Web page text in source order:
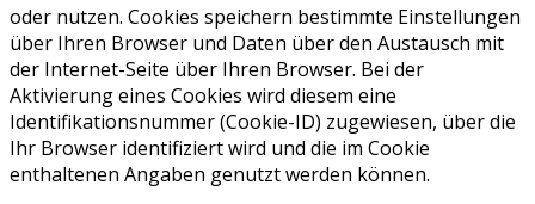
oder nutzen. Cookies speichern bestimmte Einstellungen
über Ihren Browser und Daten über den Austausch mit
der Internet-Seite über Ihren Browser. Bei der
Aktivierung eines Cookies wird diesem eine
Identifikationsnummer (Cookie-ID) zugewiesen, über die
Ihr Browser identifiziert wird und die im Cookie
enthaltenen Angaben genutzt werden können.